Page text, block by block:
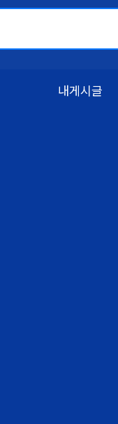
내게시글